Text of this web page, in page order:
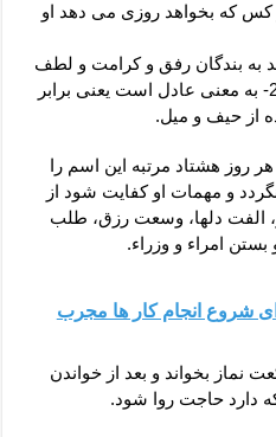
کس که بخواهد روزی می دهد او
معنی دارد: 1- خداوند به بندگان رفق و کرامت و لطف
دارد و به هر لطیفی آگاه است. 2- به معنی عادل است یعنی برابر
از حیف و میل.
روز هشتاد مرتبه این اسم را
و مهمات او کفایت شود از
الفت دلها، وسعت رزق، طلب
امراء و وزراء.
شروع انجام کار ها مجرب
بخواند و بعد از خواندن